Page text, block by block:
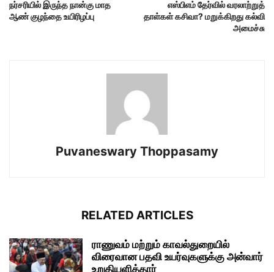
நர்சரியில் இருந்த நான்கு மாத
ஆண் குழந்தை உயிரிழப்பு
எஸ்பிஎம் தேர்வில் வரலாற்றுத்
தாள்கள் கசிவா? மறுக்கிறது கல்வி
அமைச்சு
Puvaneswary Thoppasamy
RELATED ARTICLES
ராணுவம் மற்றும் காவல்துறையில்
விரைவான பதவி உயர்வுகளுக்கு அன்வார்
உறுதியளித்தார்